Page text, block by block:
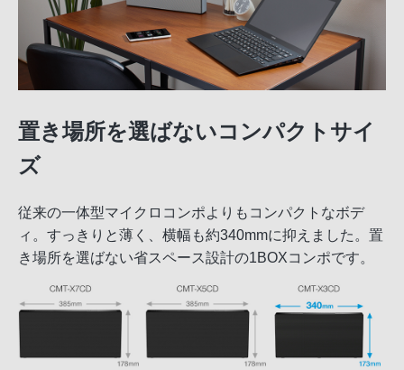
置き場所を選ばないコンパクトサイ
ズ
従来の一体型マイクロコンポよりもコンパクトなボデ
ィ。すっきりと薄く、横幅も約340mmに抑えました。置
き場所を選ばない省スペース設計の1BOXコンポです。